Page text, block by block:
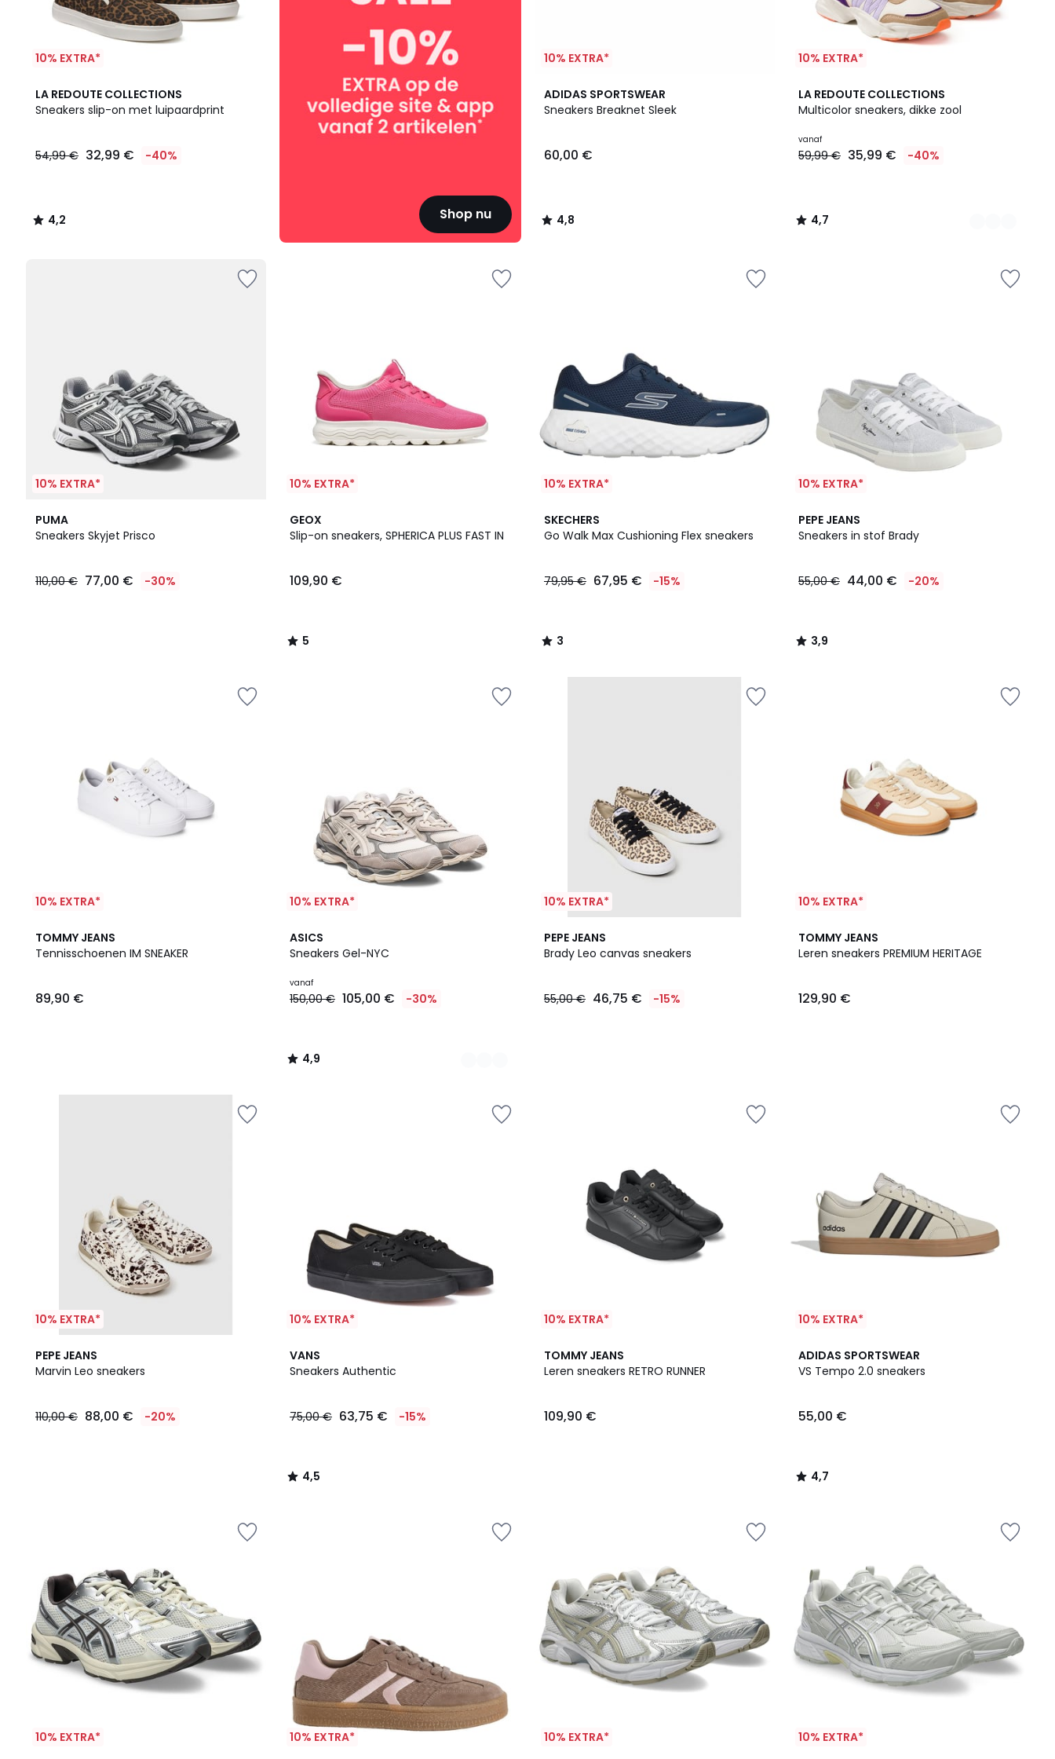
10% EXTRA*
LA REDOUTE COLLECTIONS
Sneakers slip-on met luipaardprint
54,99 € 32,99 € -40%
4,2
/ 5
4,2
/
Shop nu
10% EXTRA*
ADIDAS SPORTSWEAR
Sneakers Breaknet Sleek
60,00 €
4,8
/ 5
4,8
/
10% EXTRA*
LA REDOUTE COLLECTIONS
Multicolor sneakers, dikke zool
vanaf
59,99 € 35,99 € -40%
4,7
/ 5
2
Kleuren
4,7
/
10% EXTRA*
PUMA
Sneakers Skyjet Prisco
110,00 € 77,00 € -30%
10% EXTRA*
GEOX
Slip-on sneakers, SPHERICA PLUS FAST IN
109,90 €
5
/
5
/
10% EXTRA*
SKECHERS
Go Walk Max Cushioning Flex sneakers
79,95 € 67,95 € -15%
3
/
3
/
10% EXTRA*
PEPE JEANS
Sneakers in stof Brady
55,00 € 44,00 € -20%
3,9
/ 5
3,9
/
10% EXTRA*
TOMMY JEANS
Tennisschoenen IM SNEAKER
89,90 €
10% EXTRA*
ASICS
Sneakers Gel-NYC
vanaf
150,00 € 105,00 € -30%
4,9
/ 5
2
Kleuren
4,9
/
10% EXTRA*
PEPE JEANS
Brady Leo canvas sneakers
55,00 € 46,75 € -15%
10% EXTRA*
TOMMY JEANS
Leren sneakers PREMIUM HERITAGE
129,90 €
10% EXTRA*
PEPE JEANS
Marvin Leo sneakers
110,00 € 88,00 € -20%
10% EXTRA*
VANS
Sneakers Authentic
75,00 € 63,75 € -15%
4,5
/ 5
4,5
/
10% EXTRA*
TOMMY JEANS
Leren sneakers RETRO RUNNER
109,90 €
10% EXTRA*
ADIDAS SPORTSWEAR
VS Tempo 2.0 sneakers
55,00 €
4,7
/ 5
4,7
/
10% EXTRA* 10% EXTRA* 10% EXTRA* 10% EXTRA*